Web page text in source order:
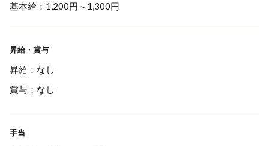
基本給：1,200円～1,300円
昇給・賞与
昇給：なし
賞与：なし
手当